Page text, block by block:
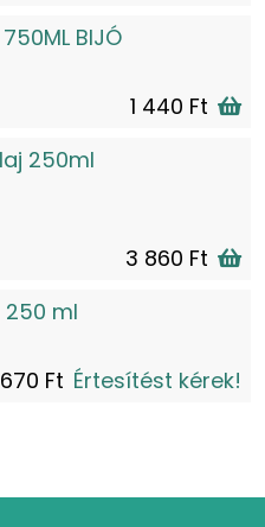
750ML BIJÓ
1 440 Ft
250ml
3 860 Ft
ml
Ft Értesítést kérek!